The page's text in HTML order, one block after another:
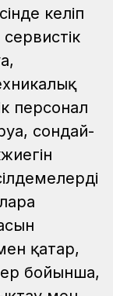
келіп
персонал
сондай-
қатар,
бойынша,